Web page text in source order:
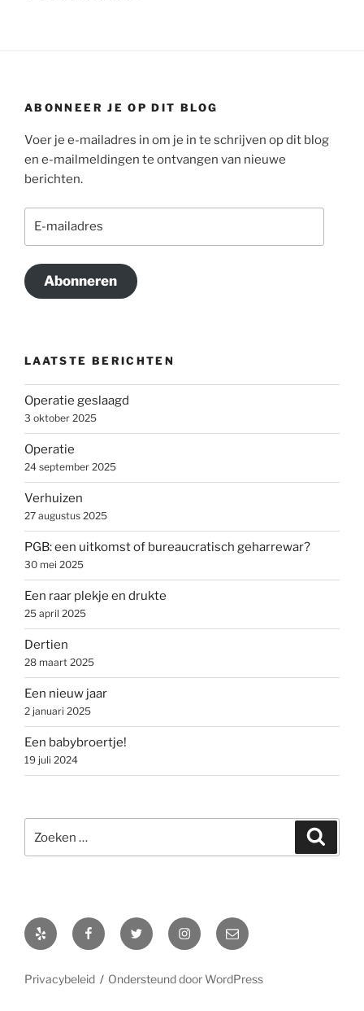
ABONNEER JE OP DIT BLOG
Voer je e-mailadres in om je in te schrijven op dit blog
en e-mailmeldingen te ontvangen van nieuwe
berichten.
Abonneren
LAATSTE BERICHTEN
Operatie geslaagd
3 oktober 2025
Operatie
24 september 2025
Verhuizen
27 augustus 2025
PGB: een uitkomst of bureaucratisch geharrewar?
30 mei 2025
Een raar plekje en drukte
25 april 2025
Dertien
28 maart 2025
Een nieuw jaar
2 januari 2025
Een babybroertje!
19 juli 2024
naar:
Yelp FacebookTwitter Instagram
E-
mail
Privacybeleid Ondersteund door WordPress